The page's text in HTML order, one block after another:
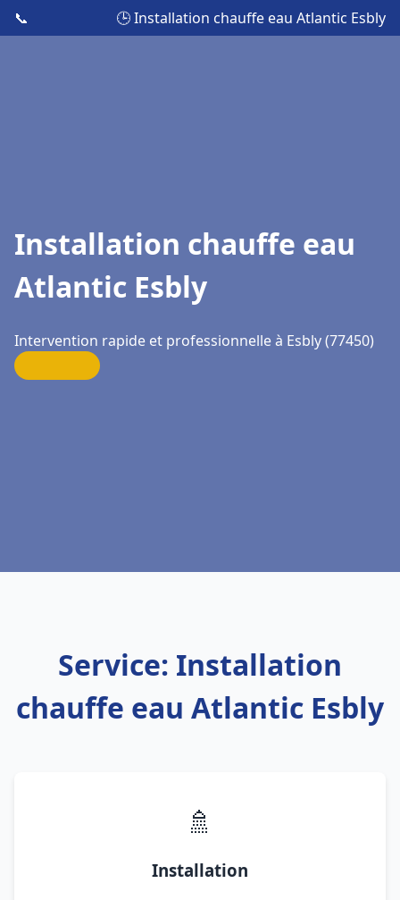
📞 🕒 Installation chauffe eau Atlantic Esbly
Installation chauffe eau
Atlantic Esbly
Intervention rapide et professionnelle à Esbly (77450)
Service: Installation
chauffe eau Atlantic Esbly
🚿
Installation